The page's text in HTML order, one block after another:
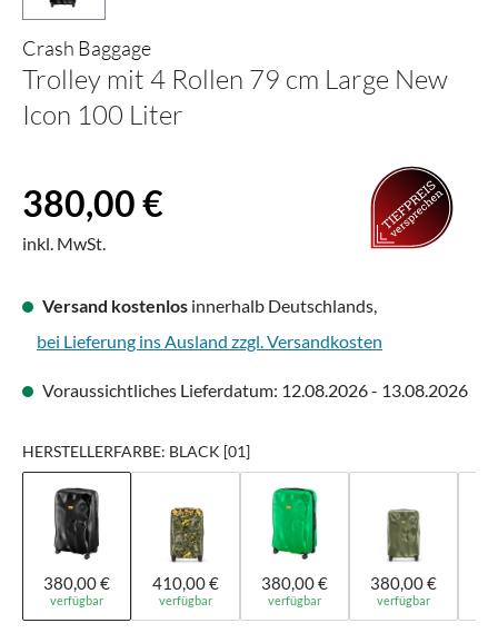
Crash Baggage
Trolley mit 4 Rollen 79 cm Large New
Icon 100 Liter
Regulärer Preis:
380,00 €
inkl. MwSt.
Versand kostenlos innerhalb Deutschlands,
bei Lieferung ins Ausland zzgl. Versandkosten
Voraussichtliches Lieferdatum: 12.08.2026 - 13.08.2026
HERSTELLERFARBE: BLACK [01]
380,00 €
verfügbar
410,00 €
verfügbar
380,00 €
verfügbar
380,00 €
verfügbar